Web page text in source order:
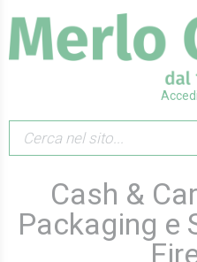
Accedi
Cash &
Packaging e